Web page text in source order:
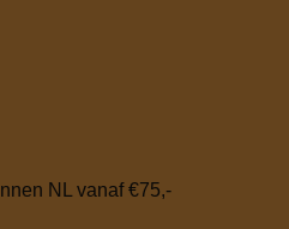
NL vanaf €75,-